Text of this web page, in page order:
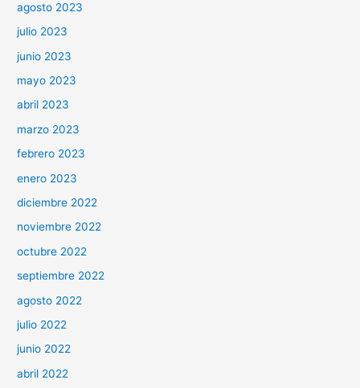
agosto 2023
julio 2023
junio 2023
mayo 2023
abril 2023
marzo 2023
febrero 2023
enero 2023
diciembre 2022
noviembre 2022
octubre 2022
septiembre 2022
agosto 2022
julio 2022
junio 2022
abril 2022